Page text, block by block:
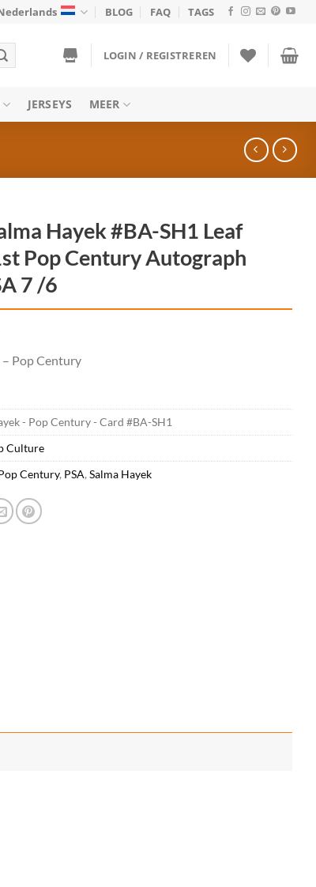
BLOG FAQ TAGS
LOGIN / REGISTREREN
JERSEYS MEER
Hayek #BA-SH1 Leaf
Pop Century Autograph
7 /6
– Pop Century
- Pop Century - Card #BA-SH1
Culture
Century, PSA, Salma Hayek